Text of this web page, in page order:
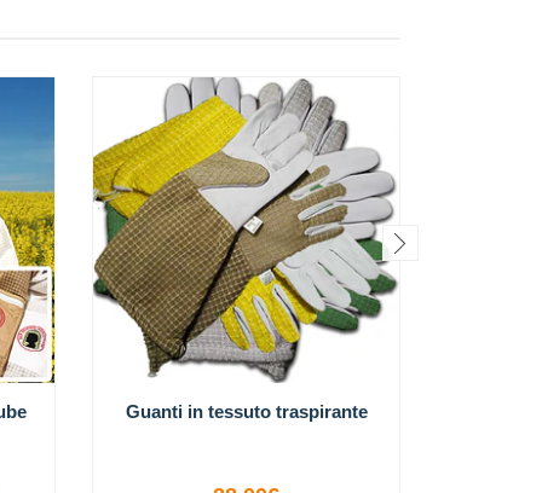
Guanti in tessuto traspirante